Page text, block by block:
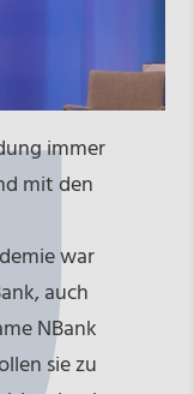
immer
mit den
war
auch
NBank
sie zu